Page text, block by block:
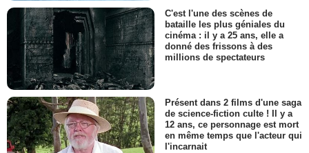
C'est l'une des scènes de
bataille les plus géniales du
cinéma : il y a 25 ans, elle a
donné des frissons à des
millions de spectateurs
Présent dans 2 films d'une saga
de science-fiction culte ! Il y a
12 ans, ce personnage est mort
en même temps que l'acteur qui
l'incarnait